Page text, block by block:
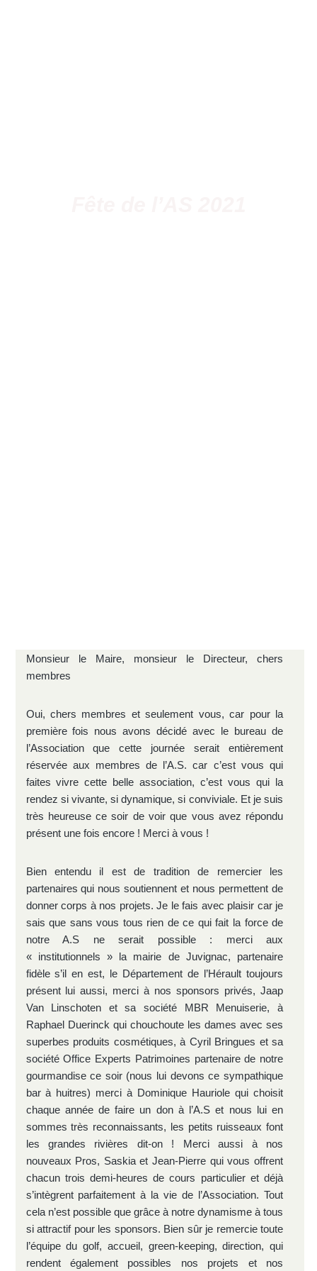
Monsieur le Maire, monsieur le Directeur, chers
membres
Oui, chers membres et seulement vous, car pour la
première fois nous avons décidé avec le bureau de
l’Association que cette journée serait entièrement
réservée aux membres de l’A.S. car c’est vous qui
faites vivre cette belle association, c’est vous qui la
rendez si vivante, si dynamique, si conviviale. Et je suis
très heureuse ce soir de voir que vous avez répondu
présent une fois encore ! Merci à vous !
Bien entendu il est de tradition de remercier les
partenaires qui nous soutiennent et nous permettent de
donner corps à nos projets. Je le fais avec plaisir car je
sais que sans vous tous rien de ce qui fait la force de
notre A.S ne serait possible : merci aux
« institutionnels » la mairie de Juvignac, partenaire
fidèle s’il en est, le Département de l’Hérault toujours
présent lui aussi, merci à nos sponsors privés, Jaap
Van Linschoten et sa société MBR Menuiserie, à
Raphael Duerinck qui chouchoute les dames avec ses
superbes produits cosmétiques, à Cyril Bringues et sa
société Office Experts Patrimoines partenaire de notre
gourmandise ce soir (nous lui devons ce sympathique
bar à huitres) merci à Dominique Hauriole qui choisit
chaque année de faire un don à l’A.S et nous lui en
sommes très reconnaissants, les petits ruisseaux font
les grandes rivières dit-on ! Merci aussi à nos
nouveaux Pros, Saskia et Jean-Pierre qui vous offrent
chacun trois demi-heures de cours particulier et déjà
s’intègrent parfaitement à la vie de l’Association. Tout
cela n’est possible que grâce à notre dynamisme à tous
si attractif pour les sponsors. Bien sûr je remercie toute
l’équipe du golf, accueil, green-keeping, direction, qui
rendent également possibles nos projets et nos